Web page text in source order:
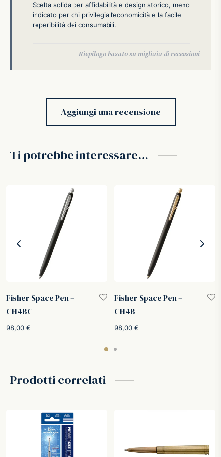
Scelta solida per affidabilità e design storico, meno
indicato per chi privilegia l’economicità e la facile
reperibilità dei consumabili.
Aggiungi una recensione
Ti potrebbe interessare…
Fisher Space Pen –
CH4BC
98,00 €
Fisher Space Pen –
CH4B
98,00 €
Prodotti correlati